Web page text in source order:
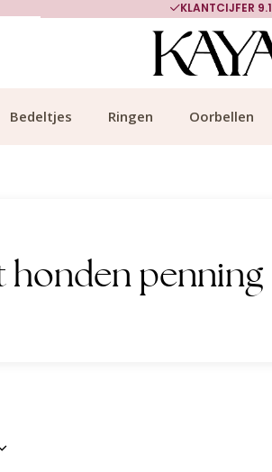
KLANTCIJFER 9.1
Bedeltjes Ringen Oorbellen
honden penning